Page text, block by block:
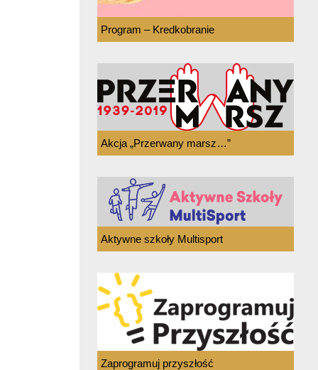
Program – Kredkobranie
Akcja „Przerwany marsz…”
Aktywne szkoły Multisport
Zaprogramuj przyszłość